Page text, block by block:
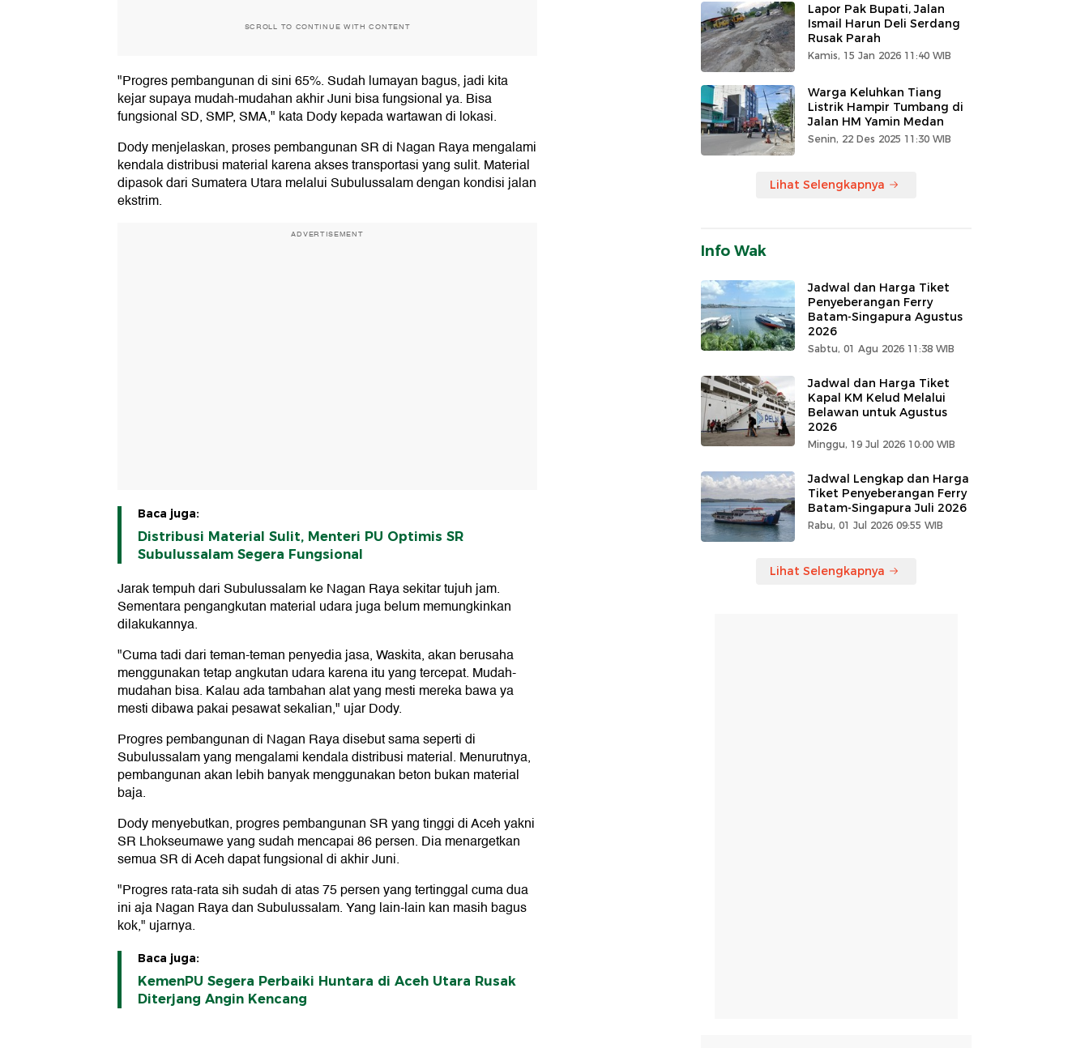
SCROLL TO CONTINUE WITH CONTENT
"Progres pembangunan di sini 65%. Sudah lumayan bagus, jadi kita
kejar supaya mudah-mudahan akhir Juni bisa fungsional ya. Bisa
fungsional SD, SMP, SMA," kata Dody kepada wartawan di lokasi.
Dody menjelaskan, proses pembangunan SR di Nagan Raya mengalami
kendala distribusi material karena akses transportasi yang sulit. Material
dipasok dari Sumatera Utara melalui Subulussalam dengan kondisi jalan
ekstrim.
ADVERTISEMENT
Baca juga:
Distribusi Material Sulit, Menteri PU Optimis SR
Subulussalam Segera Fungsional
Jarak tempuh dari Subulussalam ke Nagan Raya sekitar tujuh jam.
Sementara pengangkutan material udara juga belum memungkinkan
dilakukannya.
"Cuma tadi dari teman-teman penyedia jasa, Waskita, akan berusaha
menggunakan tetap angkutan udara karena itu yang tercepat. Mudah-
mudahan bisa. Kalau ada tambahan alat yang mesti mereka bawa ya
mesti dibawa pakai pesawat sekalian," ujar Dody.
Progres pembangunan di Nagan Raya disebut sama seperti di
Subulussalam yang mengalami kendala distribusi material. Menurutnya,
pembangunan akan lebih banyak menggunakan beton bukan material
baja.
Dody menyebutkan, progres pembangunan SR yang tinggi di Aceh yakni
SR Lhokseumawe yang sudah mencapai 86 persen. Dia menargetkan
semua SR di Aceh dapat fungsional di akhir Juni.
"Progres rata-rata sih sudah di atas 75 persen yang tertinggal cuma dua
ini aja Nagan Raya dan Subulussalam. Yang lain-lain kan masih bagus
kok," ujarnya.
Baca juga:
KemenPU Segera Perbaiki Huntara di Aceh Utara Rusak
Diterjang Angin Kencang
Lapor Pak Bupati, Jalan
Ismail Harun Deli Serdang
Rusak Parah
Kamis, 15 Jan 2026 11:40 WIB
Warga Keluhkan Tiang
Listrik Hampir Tumbang di
Jalan HM Yamin Medan
Senin, 22 Des 2025 11:30 WIB
Lihat Selengkapnya
Info Wak
Jadwal dan Harga Tiket
Penyeberangan Ferry
Batam-Singapura Agustus
2026
Sabtu, 01 Agu 2026 11:38 WIB
Jadwal dan Harga Tiket
Kapal KM Kelud Melalui
Belawan untuk Agustus
2026
Minggu, 19 Jul 2026 10:00 WIB
Jadwal Lengkap dan Harga
Tiket Penyeberangan Ferry
Batam-Singapura Juli 2026
Rabu, 01 Jul 2026 09:55 WIB
Lihat Selengkapnya